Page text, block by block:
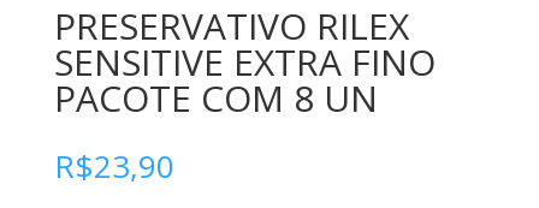
PRESERVATIVO RILEX
SENSITIVE EXTRA FINO
PACOTE COM 8 UN
R$23,90